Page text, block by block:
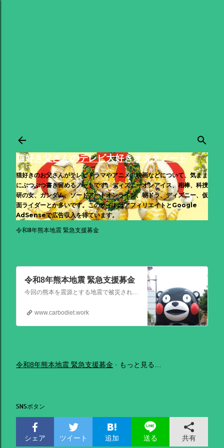
猫好き父さんのテレビ大好きオタクノート
猫好きのお父さんがテレビドラマやアニメ、映画などについて、気まま
にぶつぶつ書き留めるノートです。ディズニーオンアイス、相棒、科捜
研の女、ガンダム、ソードアートオンライン、朝ドラ、ディズニー、仮
面ライダーとか多いです。このサイトはアフィリエイトとGoogle
AdSenseで広告収入を得ています。
令和8年熊本地震 緊急支援募金
令和8年熊本地震 緊急支援募金
今回の熊本を震源とする地震で被災された皆さままだまだ余震も続き大変な時間を過ごされていると思います。心よりお見舞い申し上げます
www.carbodiet.work
令和8年熊本地震 緊急支援募金 もっと見る…
SNSボタン
シェア ツイート 追加 送る 共有